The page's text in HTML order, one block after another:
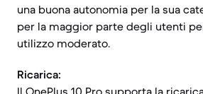
una buona autonomia per la sua
per la maggior parte degli utenti
utilizzo moderato.
Ricarica:
Il OnePlus 10 Pro supporta la